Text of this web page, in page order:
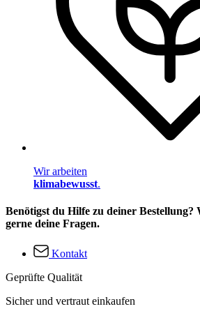
Wir arbeiten
klimabewusst.
Benötigst du Hilfe zu deiner Bestellung?
gerne deine Fragen.
Kontakt
Geprüfte Qualität
Sicher und vertraut einkaufen